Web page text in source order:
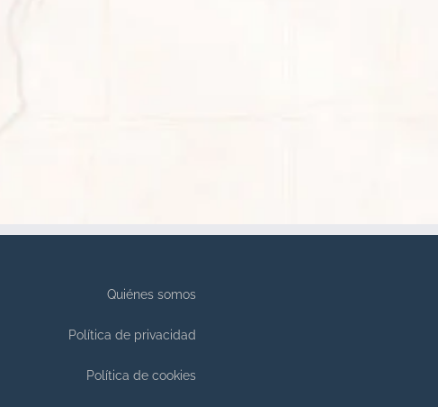
Quiénes somos
Política de privacidad
Política de cookies